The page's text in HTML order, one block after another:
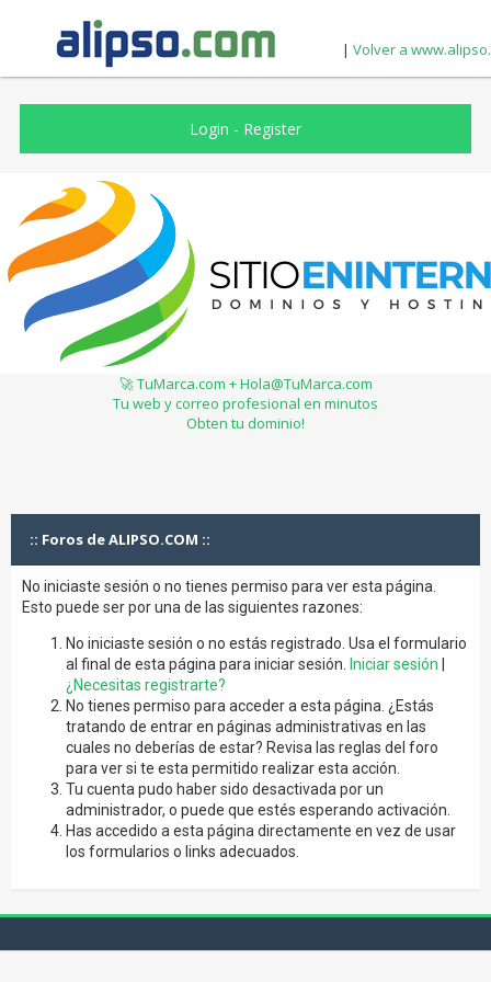
| Volver a
Login - Register
🚀 TuMarca.com + Hola@TuMarca.com
Tu web y correo profesional en minutos
Obten tu dominio!
:: Foros de ALIPSO.COM ::
No iniciaste sesión o no tienes permiso para ver esta página.
Esto puede ser por una de las siguientes razones:
No iniciaste sesión o no estás registrado. Usa el formulario
al final de esta página para iniciar sesión.
Iniciar sesión
¿Necesitas registrarte?
No tienes permiso para acceder a esta página. ¿Estás
tratando de entrar en páginas administrativas en las
cuales no deberías de estar? Revisa las reglas del foro
para ver si te esta permitido realizar esta acción.
Tu cuenta pudo haber sido desactivada por un
administrador, o puede que estés esperando activación.
Has accedido a esta página directamente en vez de usar
los formularios o links adecuados.